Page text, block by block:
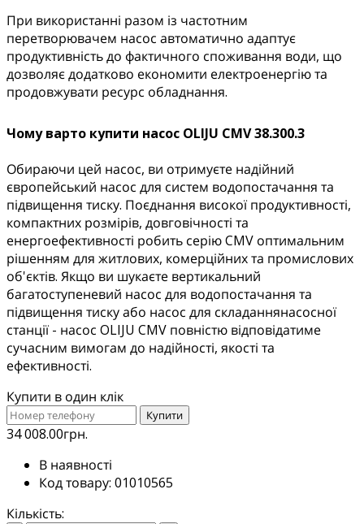
При використанні разом із частотним
перетворювачем насос автоматично адаптує
продуктивність до фактичного споживання води, що
дозволяє додатково економити електроенергію та
продовжувати ресурс обладнання.
Чому варто купити насос OLIJU CMV 38.300.3
Обираючи цей насос, ви отримуєте надійний
європейський насос для систем водопостачання та
підвищення тиску. Поєднання високої продуктивності,
компактних розмірів, довговічності та
енергоефективності робить серію CMV оптимальним
рішенням для житлових, комерційних та промислових
об'єктів. Якщо ви шукаєте вертикальний
багатоступеневий насос для водопостачання та
підвищення тиску або насос для складаннянасосної
станції - насос OLIJU CMV повністю відповідатиме
сучасним вимогам до надійності, якості та
ефективності.
Купити в один клік
Купити
34 008.00грн.
В наявності
Код товару: 01010565
Кількість: